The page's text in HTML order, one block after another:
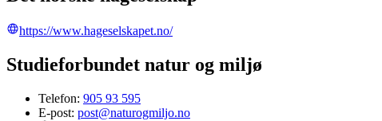
https://www.hageselskapet.no/
Studieforbundet natur og miljø
Telefon: 905 93 595
E-post: post@naturogmiljo.no